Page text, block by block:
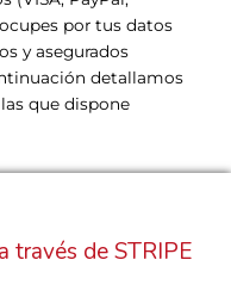
por tus datos
y asegurados
detallamos
que dispone
través de STRIPE